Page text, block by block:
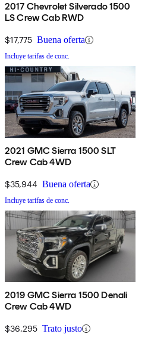
2017 Chevrolet Silverado 1500
LS Crew Cab RWD
$17,775 Buena oferta
Incluye tarifas de conc.
2021 GMC Sierra 1500 SLT
Crew Cab 4WD
$35,944 Buena oferta
Incluye tarifas de conc.
2019 GMC Sierra 1500 Denali
Crew Cab 4WD
$36,295 Trato justo